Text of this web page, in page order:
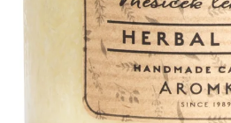
PŘÍRODNÍ VONNÁ SVÍČKA SÓJOVÁ -
AROMKA - SET 10 KS ČAJOVÝCH
SVÍČEK V PLECHU - BEZ VŮNĚ